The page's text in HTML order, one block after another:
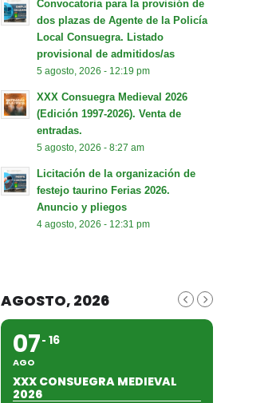
Convocatoria para la provisión de
dos plazas de Agente de la Policía
Local Consuegra. Listado
provisional de admitidos/as
5 agosto, 2026 - 12:19 pm
XXX Consuegra Medieval 2026
(Edición 1997-2026). Venta de
entradas.
5 agosto, 2026 - 8:27 am
Licitación de la organización de
festejo taurino Ferias 2026.
Anuncio y pliegos
4 agosto, 2026 - 12:31 pm
AGOSTO, 2026
07
AGO
16
XXX CONSUEGRA MEDIEVAL
2026